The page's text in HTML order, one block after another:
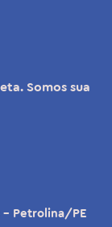
Somos sua
- Petrolina/PE